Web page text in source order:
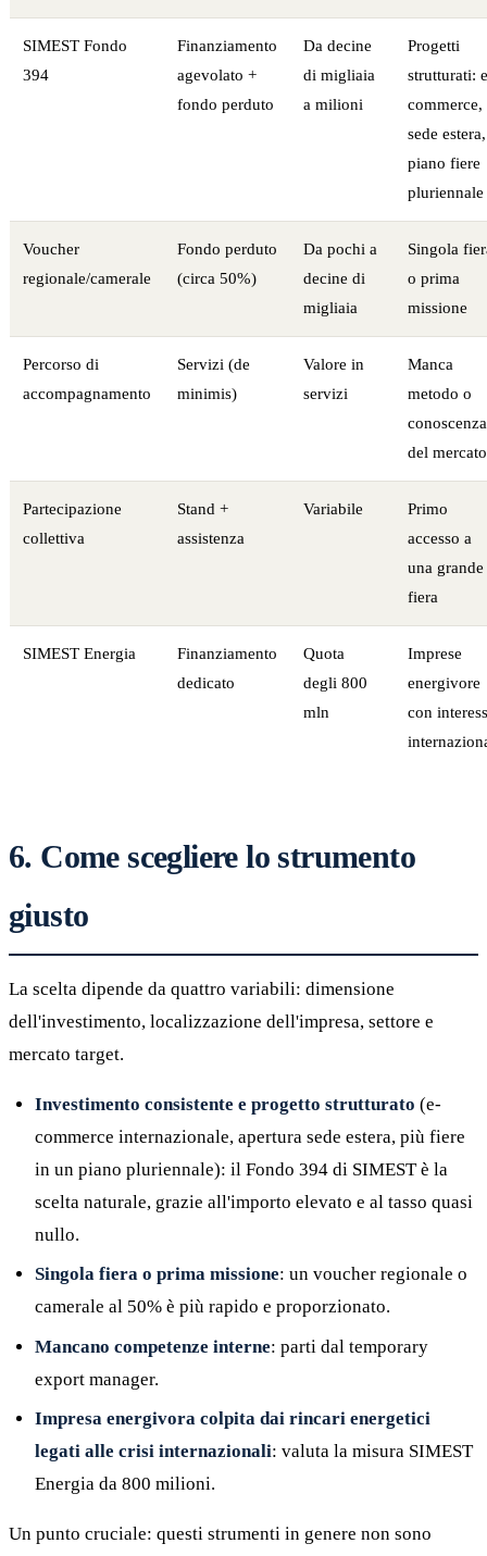
SIMEST Fondo
394
Finanziamento
agevolato +
fondo perduto
Da decine
di migliaia
a milioni
Progetti
strutturati:
commerce,
sede estera,
piano fiere
pluriennale
Voucher
regionale/camerale
Fondo perduto
(circa 50%)
Da pochi a
decine di
migliaia
Singola
o prima
missione
Percorso di
accompagnamento
Servizi (de
minimis)
Valore in
servizi
Manca
metodo o
conoscenza
del mercato
Partecipazione
collettiva
Stand +
assistenza
Variabile
Primo
accesso a
una grande
fiera
SIMEST Energia
Finanziamento
dedicato
Quota
degli 800
mln
Imprese
energivore
con
6. Come scegliere lo strumento
giusto
La scelta dipende da quattro variabili: dimensione
dell'investimento, localizzazione dell'impresa, settore e
mercato target.
Investimento consistente e progetto strutturato (e-
commerce internazionale, apertura sede estera, più fiere
in un piano pluriennale): il Fondo 394 di SIMEST è la
scelta naturale, grazie all'importo elevato e al tasso quasi
nullo.
Singola fiera o prima missione: un voucher regionale o
camerale al 50% è più rapido e proporzionato.
Mancano competenze interne: parti dal temporary
export manager.
Impresa energivora colpita dai rincari energetici
legati alle crisi internazionali: valuta la misura SIMEST
Energia da 800 milioni.
Un punto cruciale: questi strumenti in genere non sono